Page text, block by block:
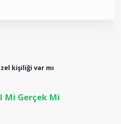
kişiliği var mı
Mi Gerçek Mi